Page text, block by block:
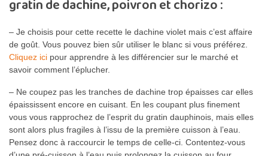
gratin de dachine, poivron et chorizo :
– Je choisis pour cette recette le dachine violet mais c’est affaire
de goût. Vous pouvez bien sûr utiliser le blanc si vous préférez.
Cliquez ici pour apprendre à les différencier sur le marché et
savoir comment l’éplucher.
– Ne coupez pas les tranches de dachine trop épaisses car elles
épaississent encore en cuisant. En les coupant plus finement
vous vous rapprochez de l’esprit du gratin dauphinois, mais elles
sont alors plus fragiles à l’issu de la première cuisson à l’eau.
Pensez donc à raccourcir le temps de celle-ci. Contentez-vous